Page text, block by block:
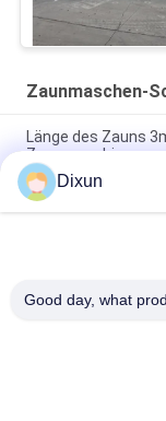
Zaunmaschen-
Länge des Zauns
Zaunmaschine
Maschengröße
Zaunmaschen
Online-
Dixun
Good day, what